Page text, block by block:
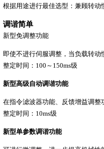
根据用途进行最佳选型：兼顾转动
调谐简单
新型免调整功能
即使不进行伺服调整，当负载转
整定时间：100～150ms级
新型高级自动调谐功能
在指令滤波器功能、反馈增益调
整定时间：10ms级
新型单参数调谐功能